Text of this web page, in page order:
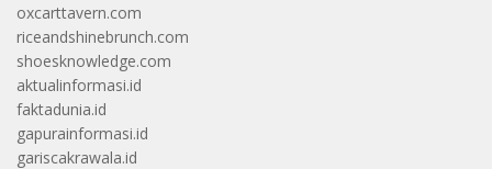
oxcarttavern.com
riceandshinebrunch.com
shoesknowledge.com
aktualinformasi.id
faktadunia.id
gapurainformasi.id
gariscakrawala.id